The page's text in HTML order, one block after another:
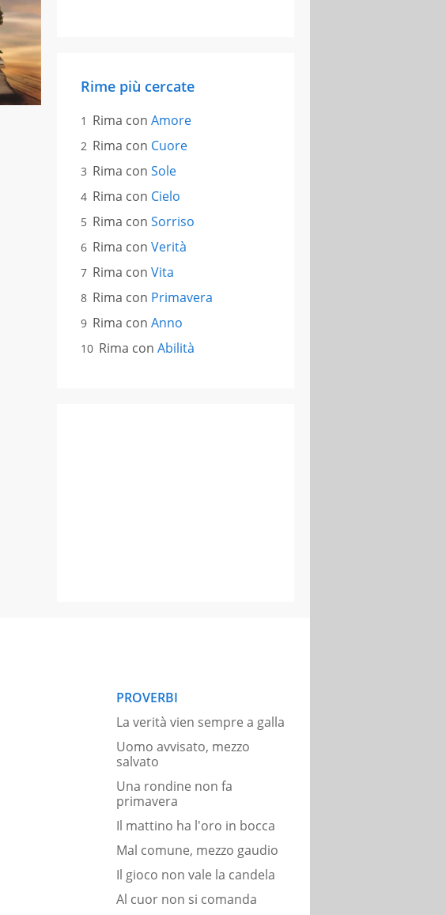
Rime più cercate
Rima con Amore
Rima con Cuore
Rima con Sole
Rima con Cielo
Rima con Sorriso
Rima con Verità
Rima con Vita
Rima con Primavera
Rima con Anno
Rima con Abilità
PROVERBI
La verità vien sempre a galla
Uomo avvisato, mezzo
salvato
Una rondine non fa
primavera
Il mattino ha l'oro in bocca
Mal comune, mezzo gaudio
Il gioco non vale la candela
Al cuor non si comanda